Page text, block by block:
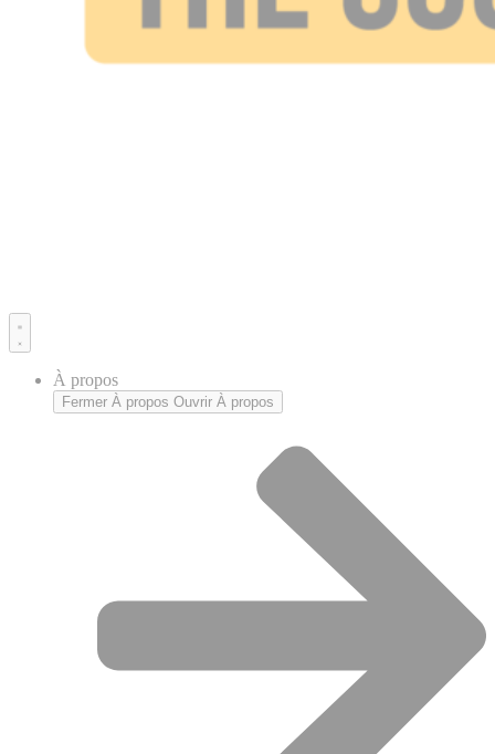
À propos
Fermer À propos Ouvrir À propos